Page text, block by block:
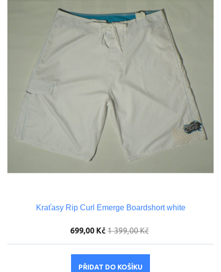
Kraťasy Rip Curl Emerge Boardshort white
699,00 Kč 1 399,00 Kč
PŘIDAT DO KOŠÍKU